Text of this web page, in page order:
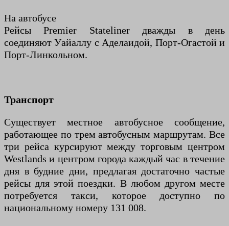
На автобусе
Рейсы Premier Stateliner дважды в день
соединяют Уайаллу с Аделаидой, Порт-Огастой и
Порт-Линкольном.
Транспорт
Существует местное автобусное сообщение,
работающее по трем автобусным маршрутам. Все
три рейса курсируют между торговым центром
Westlands и центром города каждый час в течение
дня в будние дни, предлагая достаточно частые
рейсы для этой поездки. В любом другом месте
потребуется такси, которое доступно по
национальному номеру 131 008.